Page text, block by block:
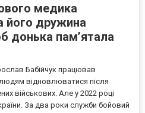
медика
його дружина
донька пам’ятала
Бабійчук працював
відновлюватися після
військових. Але у 2022 році
За два роки служби бойовий